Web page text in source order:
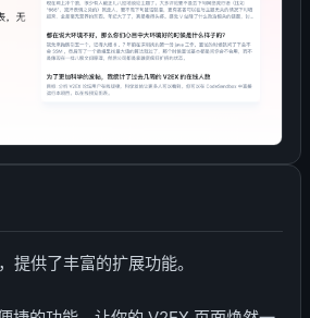
提供了丰富的扩展功能。